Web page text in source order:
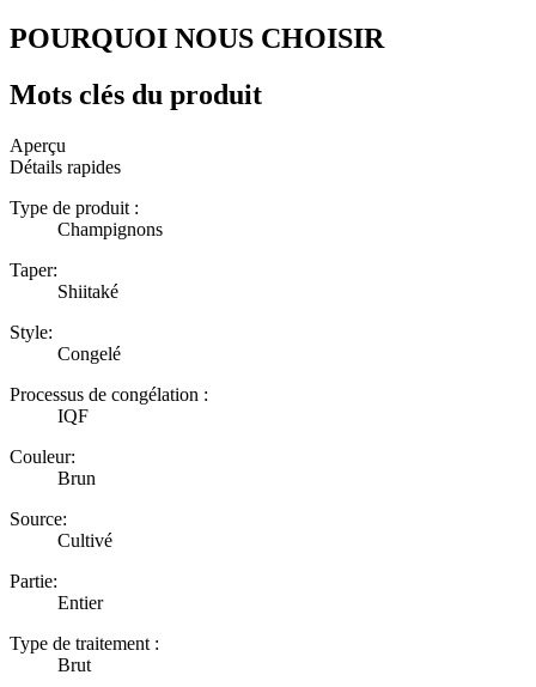
POURQUOI NOUS CHOISIR
Mots clés du produit
Aperçu
Détails rapides
Type de produit :
Champignons
Taper:
Shiitaké
Style:
Congelé
Processus de congélation :
IQF
Couleur:
Brun
Source:
Cultivé
Partie:
Entier
Type de traitement :
Brut